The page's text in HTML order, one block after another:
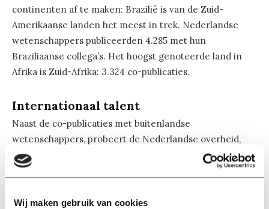
Wij maken gebruik van cookies
continenten af te maken: Brazilië is van de Zuid-
Amerikaanse landen het meest in trek. Nederlandse
wetenschappers publiceerden 4.285 met hun
Braziliaanse collega’s. Het hoogst genoteerde land in
Afrika is Zuid-Afrika: 3.324 co-publicaties.
Internationaal talent
Naast de co-publicaties met buitenlandse
wetenschappers, probeert de Nederlandse overheid,
samen met universiteiten, internationaal
wetenschappelijk talent binnen te halen. Dat werpt
voor wetenschappers uit het buitenland. Zo hadden